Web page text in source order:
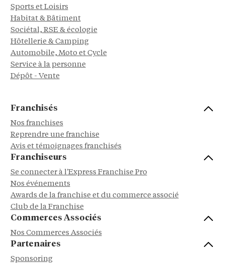
Sports et Loisirs
Habitat & Bâtiment
Sociétal, RSE & écologie
Hôtellerie & Camping
Automobile, Moto et Cycle
Service à la personne
Dépôt - Vente
Franchisés
Nos franchises
Reprendre une franchise
Avis et témoignages franchisés
Franchiseurs
Se connecter à l'Express Franchise Pro
Nos événements
Awards de la franchise et du commerce associé
Club de la Franchise
Commerces Associés
Nos Commerces Associés
Partenaires
Sponsoring